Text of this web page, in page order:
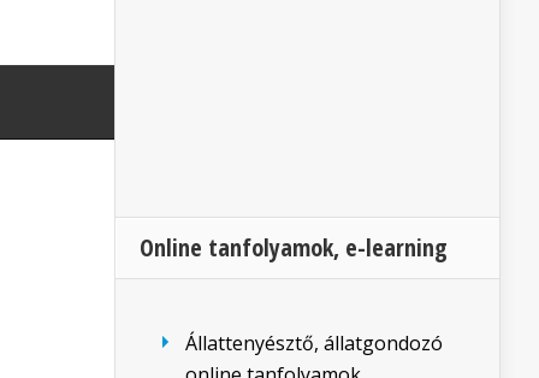
Online tanfolyamok, e-learning
Állattenyésztő, állatgondozó